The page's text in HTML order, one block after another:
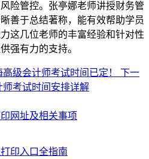
险管控。张亭娜老师讲授财务管
善于总结著称，能有效帮助学员
这几位老师的丰富经验和针对性
强有力的支持。
级会计师考试时间已定！ 下一
师考试时间安排详解
网址及相关事项
印入口全指南